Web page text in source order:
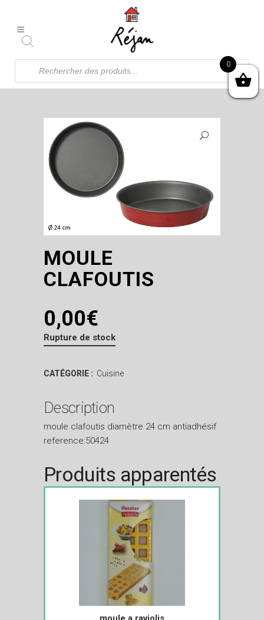
Recherche
produits
MOULE
CLAFOUTIS
0,00€
Rupture de stock
CATÉGORIE : Cuisine
Description
moule clafoutis diamètre 24 cm antiadhésif
reference:50424
Produits apparentés
0